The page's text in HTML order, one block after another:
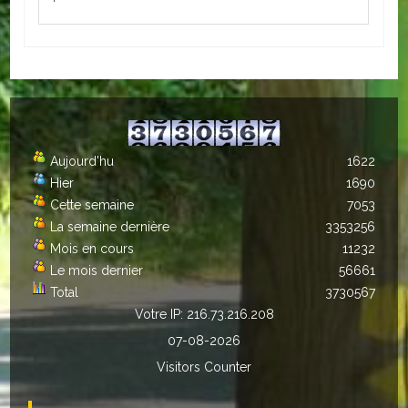
Services
ENVIRONNEMENT
Informations générales
Actualités
Aujourd'hu
Hier
Cette semaine
La semaine dernière
Mois en cours
Le mois dernier
Total
1622
1690
7053
3353256
11232
56661
3730567
Votre IP: 216.73.216.208
07-08-2026
Visitors Counter